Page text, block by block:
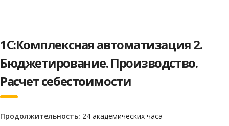
1С:Комплексная автоматизация 2.
Бюджетирование. Производство.
Расчет себестоимости
Продолжительность: 24 академических часа